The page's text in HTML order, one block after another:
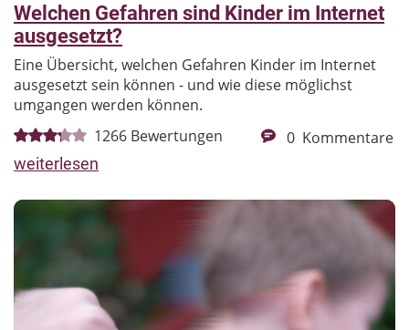
Welchen Gefahren sind Kinder im Internet
ausgesetzt?
Eine Übersicht, welchen Gefahren Kinder im Internet
ausgesetzt sein können - und wie diese möglichst
umgangen werden können.
1266 Bewertungen 0 Kommentare
weiterlesen